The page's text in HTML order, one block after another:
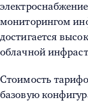
мониторингом
достигается
облачной
Стоимость
базовую